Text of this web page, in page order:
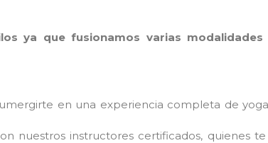
ya que fusionamos varias
en una experiencia completa de
nuestros instructores certificados, quienes